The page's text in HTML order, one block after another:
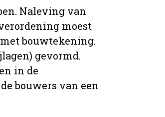
Naleving van
moest
bouwtekening.
gevormd.
in de
bouwers van een